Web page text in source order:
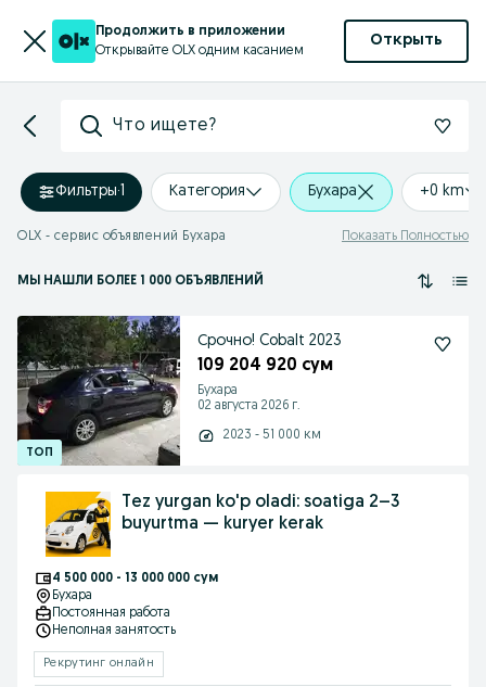
Продолжить в приложении
Открывайте OLX одним касанием
Открыть
Что ищете?
Фильтры·1 Категория Бухара +0 km
OLX - сервис объявлений Бухара Показать Полностью
МЫ НАШЛИ БОЛЕЕ 1 000 ОБЪЯВЛЕНИЙ
Срочно! Cobalt 2023
109 204 920 сум
Бухара
02 августа 2026 г.
2023 - 51 000 км
Tez yurgan ko'p oladi: soatiga 2–3
buyurtma — kuryer kerak
4 500 000 - 13 000 000 сум
Бухара
Постоянная работа
Неполная занятость
Рекрутинг онлайн